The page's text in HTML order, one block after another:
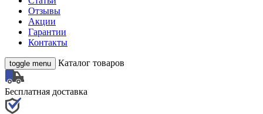
Отзывы
Акции
Гарантии
Контакты
toggle menu Каталог товаров
Бесплатная доставка